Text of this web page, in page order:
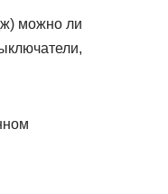
можно ли